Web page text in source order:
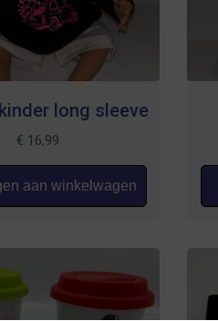
long sleeve
€ 16,99
aan winkelwagen